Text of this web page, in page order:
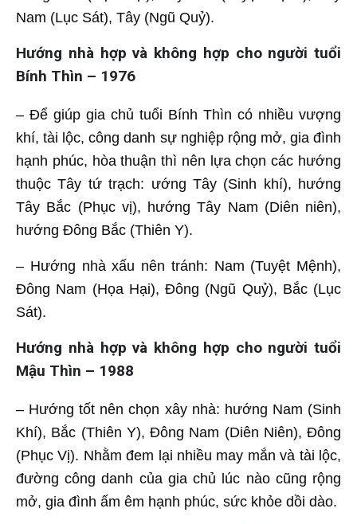
Nam (Lục Sát), Tây (Ngũ Quỷ).
Hướng nhà hợp và không hợp cho người tuổi
Bính Thìn – 1976
– Để giúp gia chủ tuổi Bính Thìn có nhiều vượng
khí, tài lộc, công danh sự nghiệp rộng mở, gia đình
hạnh phúc, hòa thuận thì nên lựa chọn các hướng
thuộc Tây tứ trạch: ướng Tây (Sinh khí), hướng
Tây Bắc (Phục vị), hướng Tây Nam (Diên niên),
hướng Đông Bắc (Thiên Y).
– Hướng nhà xấu nên tránh: Nam (Tuyệt Mệnh),
Đông Nam (Họa Hại), Đông (Ngũ Quỷ), Bắc (Lục
Sát).
Hướng nhà hợp và không hợp cho người tuổi
Mậu Thìn – 1988
– Hướng tốt nên chọn xây nhà: hướng Nam (Sinh
Khí), Bắc (Thiên Y), Đông Nam (Diên Niên), Đông
(Phục Vị). Nhằm đem lại nhiều may mắn và tài lộc,
đường công danh của gia chủ lúc nào cũng rộng
mở, gia đình ấm êm hạnh phúc, sức khỏe dồi dào.